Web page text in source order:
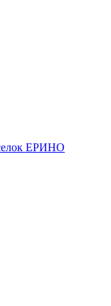
ЕРИНО